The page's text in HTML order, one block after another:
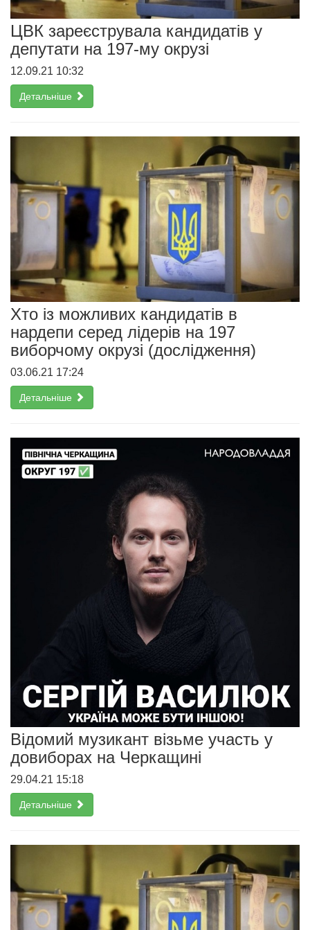
ЦВК зареєструвала кандидатів у
депутати на 197-му окрузі
12.09.21 10:32
Детальніше
Хто із можливих кандидатів в
нардепи серед лідерів на 197
виборчому окрузі (дослідження)
03.06.21 17:24
Детальніше
Відомий музикант візьме участь у
довиборах на Черкащині
29.04.21 15:18
Детальніше